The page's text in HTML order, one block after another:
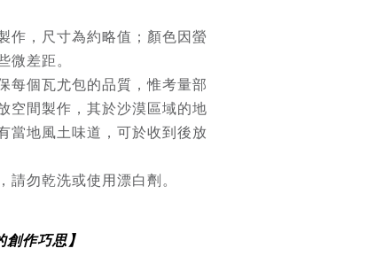
作，尺寸為約略值；顏色因螢
微差距。
每個瓦尤包的品質，惟考量部
空間製作，其於沙漠區域的地
當地風土味道，可於收到後放
請勿乾洗或使用漂白劑。
創作巧思】